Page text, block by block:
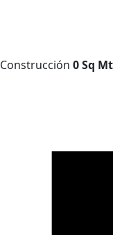
Construcción 0 Sq Mt